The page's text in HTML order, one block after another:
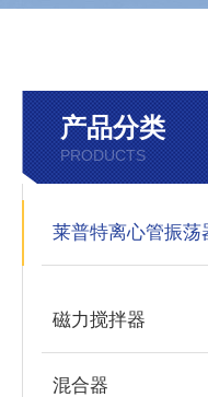
产品分类
PRODUCTS
莱普特离心管振荡
磁力搅拌器
混合器